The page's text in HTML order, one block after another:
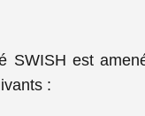
SWISH est
: